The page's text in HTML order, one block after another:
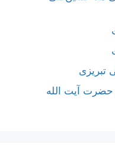
تبریزی
آیت الله